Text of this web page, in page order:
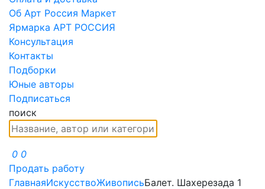
Об Арт Россия Маркет
Ярмарка АРТ РОССИЯ
Консультация
Контакты
Подборки
Юные авторы
Подписаться
поиск
0 0
Продать работу
ГлавнаяИскусствоЖивописьБалет. Шахерезада 1